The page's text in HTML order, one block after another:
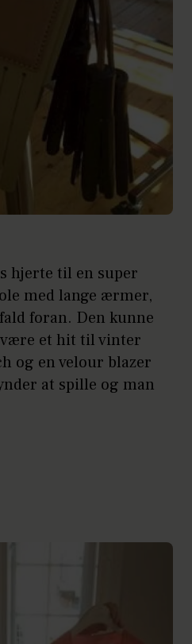
hjerte til en super
med lange ærmer,
foran. Den kunne
et hit til vinter
og en velour blazer
at spille og man